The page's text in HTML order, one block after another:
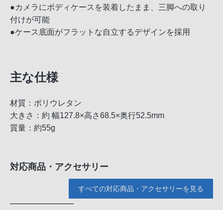
●カメラにボディケースを装着したまま、三脚への取り
付けが可能
●ケース底面がフラットな自立するデザインを採用
主な仕様
材質：ポリウレタン
大きさ：約 幅127.8×高さ68.5×奥行52.5mm
質量：約55g
対応商品・アクセサリー
すべての対応商品・アクセサリーを見る